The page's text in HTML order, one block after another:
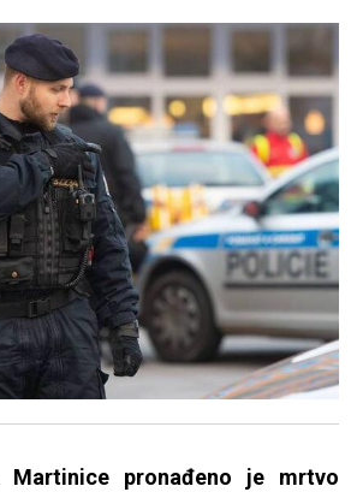
Martinice pronađeno je mrtvo